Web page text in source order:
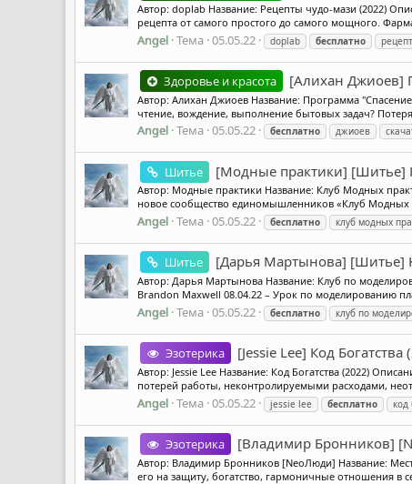
Автор: doplab Название: Рецепты чудо-мази (2022)
рецепта от самого простого до самого мощного.
Angel Тема 05.05.22 doplab бесплатно
Здоровье и красота [Алихан Джиоев]
Автор: Алихан Джиоев Название: Программа
чтение, вождение, выполнение бытовых задач?
Angel Тема 05.05.22 бесплатно джиоев
Шитье [Модные практики] [Шитье]
Автор: Модные практики Название: Клуб Модных
новое сообщество единомышленников «Клуб Модных
Angel Тема 05.05.22 бесплатно клуб модных
Шитье [Дарья Мартынова] [Шитье]
Автор: Дарья Мартынова Название: Клуб по
Brandon Maxwell 08.04.22 – Урок по моделированию
Angel Тема 05.05.22 бесплатно клуб по
Эзотерика [Jessie Lee] Код Богатства
Автор: Jessie Lee Название: Код Богатства (2022)
потерей работы, неконтролируемыми расходами,
Angel Тема 05.05.22 jessie lee бесплатно код
Эзотерика [Владимир Бронников]
Автор: Владимир Бронников [NeoЛюди] Название:
его на защиту, богатство, гармоничные отношения в